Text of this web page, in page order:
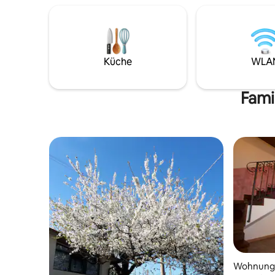
Liegestühle, 2 Pavillons und
Außendusche Saisonale
Dienstleistungen (9:00 - 13:00 / 16:00 -
20:00): - Schwimmbad - Whirlpool
Wir können keine Aufenthalte von
oder für
Stress
gönnen
Küche
Wohnung